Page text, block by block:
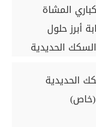
المشاة
أبرز حلول
الحديدية
الحديدية
(خاص)